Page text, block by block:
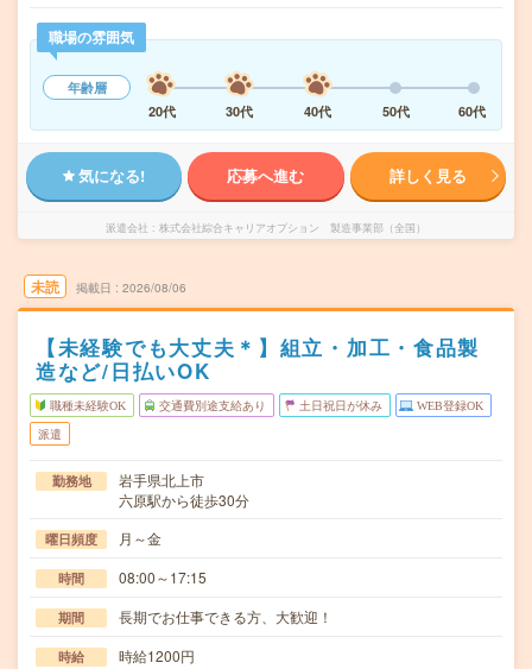
職場の雰囲気
年齢層
20代
30代 40代 50代 60代
気になる! 応募へ進む 詳しく見る
派遣会社 株式会社綜合キャリアオプション 製造事業部（全国）
未読 掲載日 2026/08/06
【未経験でも大丈夫＊】組立・加工・食品製
造など/日払いOK
職種未経験OK 交通費別途支給あり 土日祝日が休み WEB登録OK
派遣
勤務地
岩手県北上市
六原駅から徒歩30分
曜日頻度 月～金
時間 08:00～17:15
期間 長期でお仕事できる方、大歓迎！
時給 時給1200円